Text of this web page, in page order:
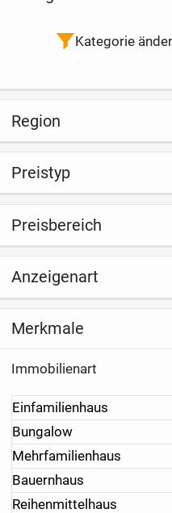
zwei Steganlagen
Kategorie
Region
Preistyp
Preisbereich
Anzeigenart
Merkmale
Immobilienart
Einfamilienhaus
Bungalow
Mehrfamilienhaus
Bauernhaus
Reihenmittelhaus